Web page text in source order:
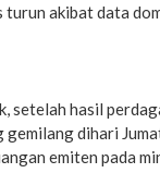
turun akibat data
setelah hasil
gemilang dihari
emiten pada